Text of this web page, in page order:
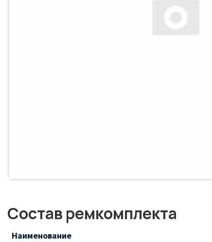
Состав ремкомплекта
Наименование